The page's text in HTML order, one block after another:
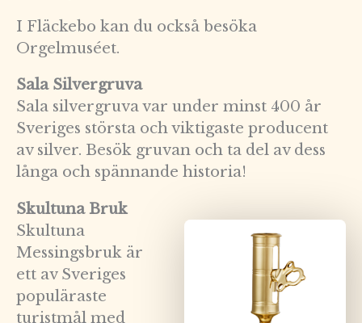
I Fläckebo kan du också besöka
Orgelmuséet.
Sala Silvergruva
Sala silvergruva var under minst 400 år
Sveriges största och viktigaste producent
av silver. Besök gruvan och ta del av dess
långa och spännande historia!
Skultuna Bruk
Skultuna
Messingsbruk är
ett av Sveriges
populäraste
turistmål med